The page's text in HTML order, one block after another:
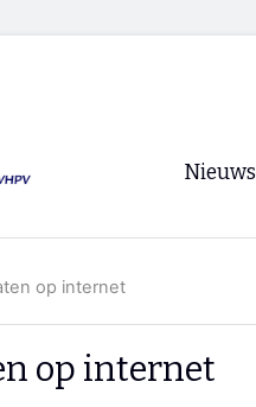
Nieuws
RSS
op internet
op internet